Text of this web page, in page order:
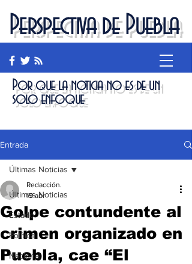
Perspectiva de Puebla
Por que la noticia no es de un
solo enfoque
Entrada
Últimas Noticias
Estado
Política
Nacional
Últimas Noticias
Golpe contundente al
crimen organizado en
Puebla, cae “El
Redacción.
19 abr